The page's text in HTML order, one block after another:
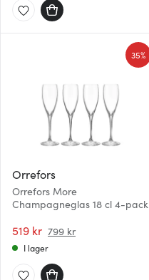
Orrefors
Orrefors More
Champagneglas 18 cl 4-pack
519 kr 799 kr
35%
I lager